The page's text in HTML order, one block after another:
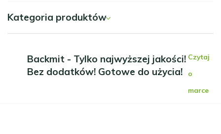
Kategoria produktów
Backmit - Tylko najwyższej jakości!
Bez dodatków! Gotowe do użycia!
Czytaj
o
marce